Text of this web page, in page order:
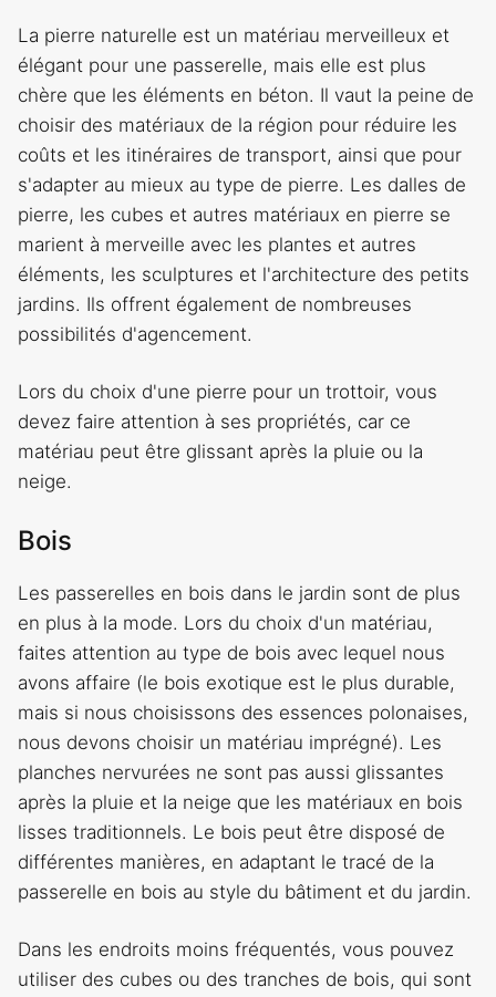
La pierre naturelle est un matériau merveilleux et
élégant pour une passerelle, mais elle est plus
chère que les éléments en béton. Il vaut la peine de
choisir des matériaux de la région pour réduire les
coûts et les itinéraires de transport, ainsi que pour
s'adapter au mieux au type de pierre. Les dalles de
pierre, les cubes et autres matériaux en pierre se
marient à merveille avec les plantes et autres
éléments, les sculptures et l'architecture des petits
jardins. Ils offrent également de nombreuses
possibilités d'agencement.
Lors du choix d'une pierre pour un trottoir, vous
devez faire attention à ses propriétés, car ce
matériau peut être glissant après la pluie ou la
neige.
Bois
Les passerelles en bois dans le jardin sont de plus
en plus à la mode. Lors du choix d'un matériau,
faites attention au type de bois avec lequel nous
avons affaire (le bois exotique est le plus durable,
mais si nous choisissons des essences polonaises,
nous devons choisir un matériau imprégné). Les
planches nervurées ne sont pas aussi glissantes
après la pluie et la neige que les matériaux en bois
lisses traditionnels. Le bois peut être disposé de
différentes manières, en adaptant le tracé de la
passerelle en bois au style du bâtiment et du jardin.
Dans les endroits moins fréquentés, vous pouvez
utiliser des cubes ou des tranches de bois, qui sont